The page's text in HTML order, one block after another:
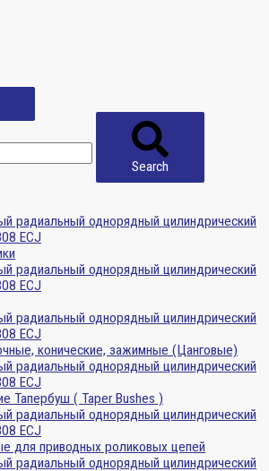
Search
конические, зажимные (Цанговые)
Тапербуш ( Taper Bushes )
для приводных роликовых цепей